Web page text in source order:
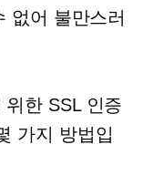
없어 불만스러
한 SSL 인증
가지 방법입